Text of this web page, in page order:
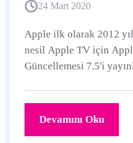
24 Mart 2020
Apple ilk olarak 2012
nesil Apple TV için
Güncellemesi 7.5'i
Devamını Oku